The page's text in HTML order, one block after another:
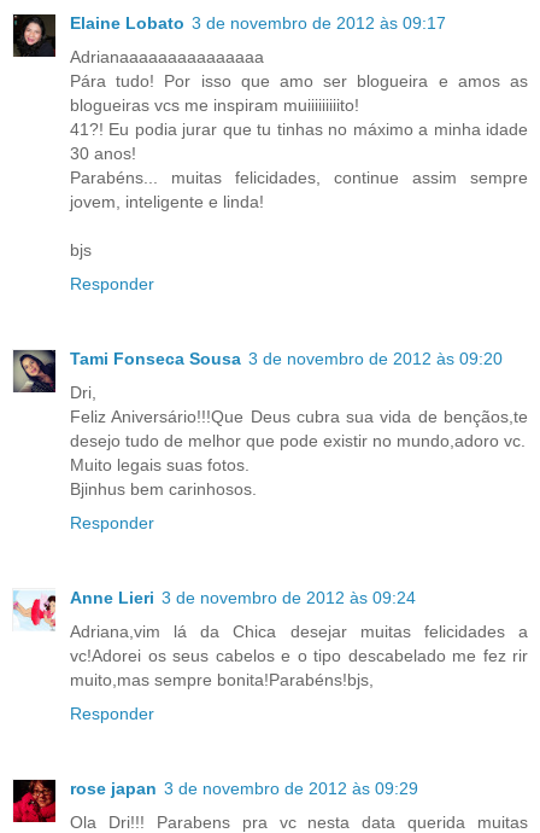
Elaine Lobato 3 de novembro de 2012 às 09:17
Adrianaaaaaaaaaaaaaaa
Pára tudo! Por isso que amo ser blogueira e amos as
blogueiras vcs me inspiram muiiiiiiiiito!
41?! Eu podia jurar que tu tinhas no máximo a minha idade
30 anos!
Parabéns... muitas felicidades, continue assim sempre
jovem, inteligente e linda!
bjs
Responder
Tami Fonseca Sousa 3 de novembro de 2012 às 09:20
Dri,
Feliz Aniversário!!!Que Deus cubra sua vida de bençãos,te
desejo tudo de melhor que pode existir no mundo,adoro vc.
Muito legais suas fotos.
Bjinhus bem carinhosos.
Responder
Anne Lieri 3 de novembro de 2012 às 09:24
Adriana,vim lá da Chica desejar muitas felicidades a
vc!Adorei os seus cabelos e o tipo descabelado me fez rir
muito,mas sempre bonita!Parabéns!bjs,
Responder
rose japan 3 de novembro de 2012 às 09:29
Ola Dri!!! Parabens pra vc nesta data querida muitas